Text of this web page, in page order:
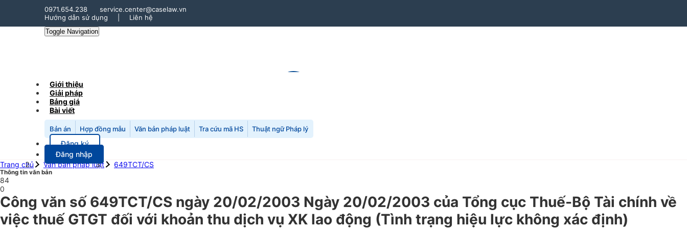
0971.654.238
service.center@caselaw.vn
Hướng dẫn sử dụng
Liên hệ
Toggle Navigation
Giới thiệu
Giải pháp
Bảng giá
Bài viết
Bản án Hợp đồng mẫu Văn bản pháp luật Tra cứu mã HS Thuật ngữ Pháp lý
Đăng ký
Đăng nhập
Trang chủ
Văn bản pháp luật 649TCT/CS
Thông tin văn bản
84
0
Công văn số 649TCT/CS ngày 20/02/2003 Ngày 20/02/2003 của Tổng cục Thuế-Bộ Tài chính về
việc thuế GTGT đối với khoản thu dịch vụ XK lao động (Tình trạng hiệu lực không xác định)